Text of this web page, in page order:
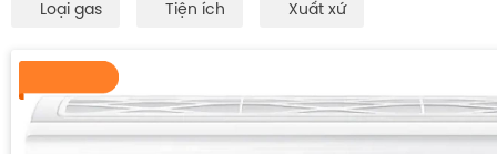
Loại gas Tiện ích Xuất xứ